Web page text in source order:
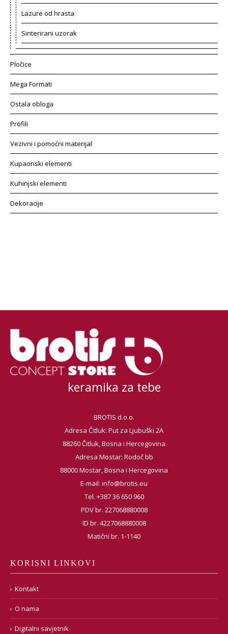
Lazure od hrasta
Sinterirani uzorak
Pločice
Mega Formati
Ostala obloga
Profili
Vezivni i pomoćni materijal
Kupaonski elementi
Kuhinjski elementi
Dekoracije
keramika za tebe
BROTIS d.o.o.
Adresa Čitluk: Put za Ljubuški 2A
88260 Čitluk, Bosna i Hercegovina
Adresa Mostar: Rodoč bb
88000 Mostar, Bosna i Hercegovina
E-mail: info@brotis.eu
Tel. +387 36 650 960
PDV br. 227068880008
ID br. 4227068880008
Matični br. 1-1140
KORISNI LINKOVI
Kontakt
O nama
Digitalni savjetnik